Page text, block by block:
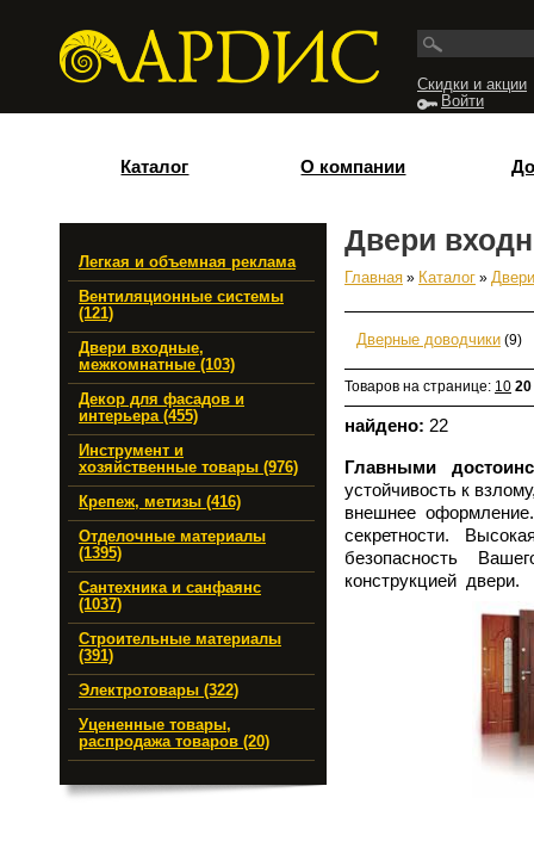
Скидки и акции
Войти
Каталог О компании
Легкая и объемная реклама
Вентиляционные системы
(121)
Двери входные,
межкомнатные (103)
Декор для фасадов и
интерьера (455)
Инструмент и
хозяйственные товары (976)
Крепеж, метизы (416)
Отделочные материалы
(1395)
Сантехника и санфаянс
(1037)
Строительные материалы
(391)
Электротовары (322)
Уцененные товары,
распродажа товаров (20)
Двери
Вы здесь
Главная » Каталог »
Дверные доводчики (9)
Товаров на странице: 10 20
найдено: 22
Главными
устойчивость к
внешнее
секретности.
безопасность
конструкцией двери.